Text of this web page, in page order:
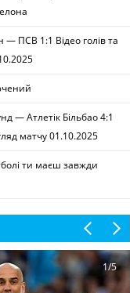
— ПСВ 1:1 Відео голів та
— Атлетік Більбао 4:1
матчу 01.10.2025
ти маєш завжди
1/5